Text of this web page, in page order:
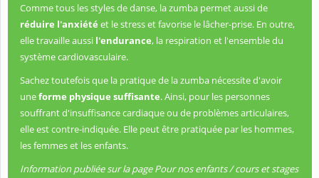
Comme tous les styles de danse, la zumba permet aussi de
réduire l'anxiété et le stress et favorise le lâcher-prise. En outre,
elle travaille aussi l'endurance, la respiration et l'ensemble du
système cardiovasculaire.
Sachez toutefois que la pratique de la zumba nécessite d'avoir
uneforme physique suffisante. Ainsi, pour les personnes
souffrant d'insuffisance cardiaque ou de problèmes articulaires,
elle est contre-indiquée. Elle peut être pratiquée par les hommes,
les femmes et les enfants.
Information publiée sur la page Pour nos enfants / cours et stages